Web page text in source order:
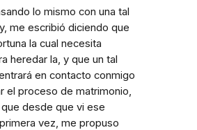
lo mismo con una tal
me escribió diciendo que
la cual necesita
heredar la, y que un tal
en contacto conmigo
el proceso de matrimonio,
desde que vi ese
vez, me propuso